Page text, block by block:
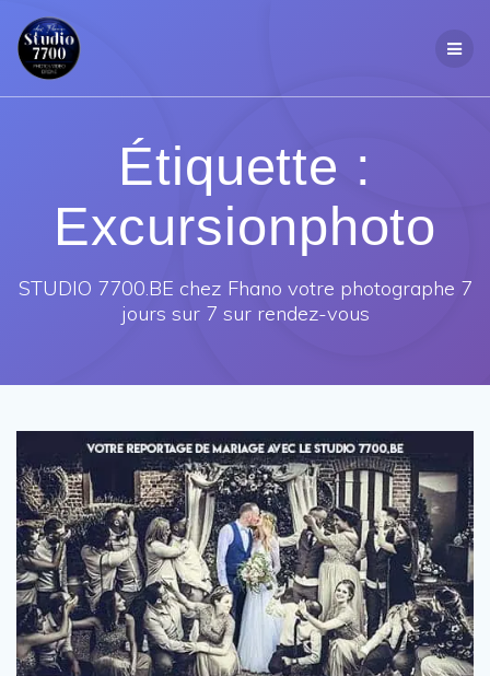
Étiquette :
Excursionphoto
STUDIO 7700.BE chez Fhano votre photographe 7
jours sur 7 sur rendez-vous